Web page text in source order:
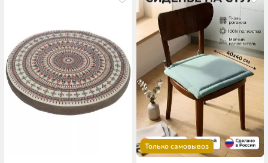
Только самовывоз